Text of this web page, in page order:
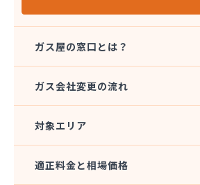
(株)クラスタ
(株)クラスタ 湘南営業所
(株)サガミ 三崎営業所
(株)サガミ 湘南支店
(株)サタケ
(株)サナミ商会
(株)サンエル
ガス屋の窓口とは？
ガス会社変更の流れ
対象エリア
適正料金と相場価格